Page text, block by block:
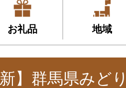
お礼品 地域
新】群馬県みど